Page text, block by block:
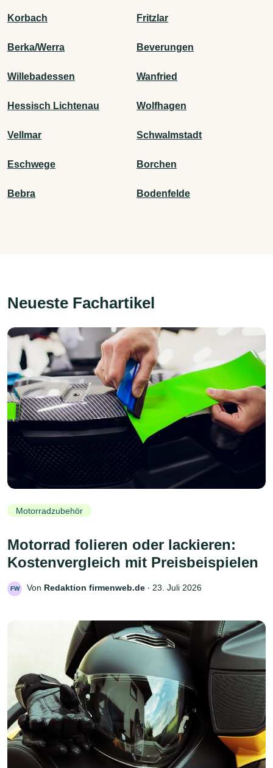
Korbach Fritzlar
Berka/Werra Beverungen
Willebadessen Wanfried
Hessisch Lichtenau Wolfhagen
Vellmar Schwalmstadt
Eschwege Borchen
Bebra Bodenfelde
Neueste Fachartikel
Motorradzubehör
Motorrad folieren oder lackieren:
Kostenvergleich mit Preisbeispielen
FW Von Redaktion firmenweb.de ‧ 23. Juli 2026